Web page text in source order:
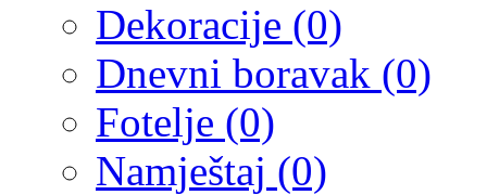
Dekoracije (0)
Dnevni boravak (0)
Fotelje (0)
Namještaj (0)